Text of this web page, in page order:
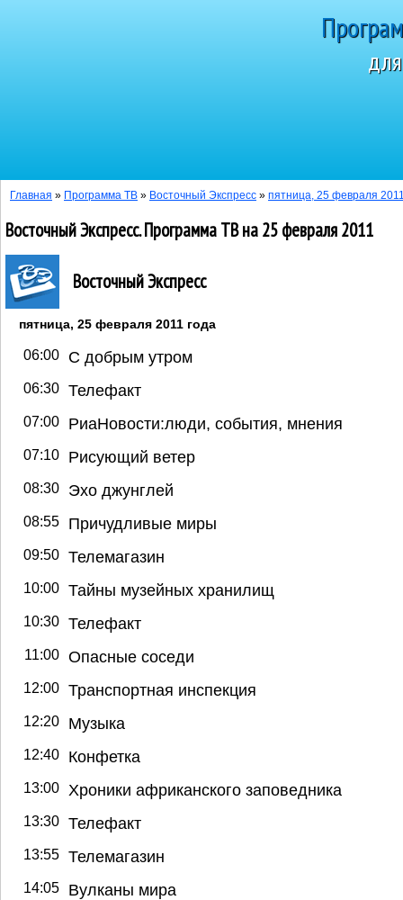
Главная » Программа ТВ » Восточный Экспресс » пятница, 25 февраля
Восточный Экспресс. Программа ТВ на 25 февраля 2011
Восточный Экспресс
пятница, 25 февраля 2011 года
06:00 С добрым утром
06:30 Телефакт
07:00 РиаНовости:люди, события, мнения
07:10 Рисующий ветер
08:30 Эхо джунглей
08:55 Причудливые миры
09:50 Телемагазин
10:00 Тайны музейных хранилищ
10:30 Телефакт
11:00 Опасные соседи
12:00 Транспортная инспекция
12:20 Музыка
12:40 Конфетка
13:00 Хроники африканского заповедника
13:30 Телефакт
13:55 Телемагазин
14:05 Вулканы мира